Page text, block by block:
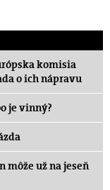
komisia
o ich nápravu
je vinný?
môže už na jeseň